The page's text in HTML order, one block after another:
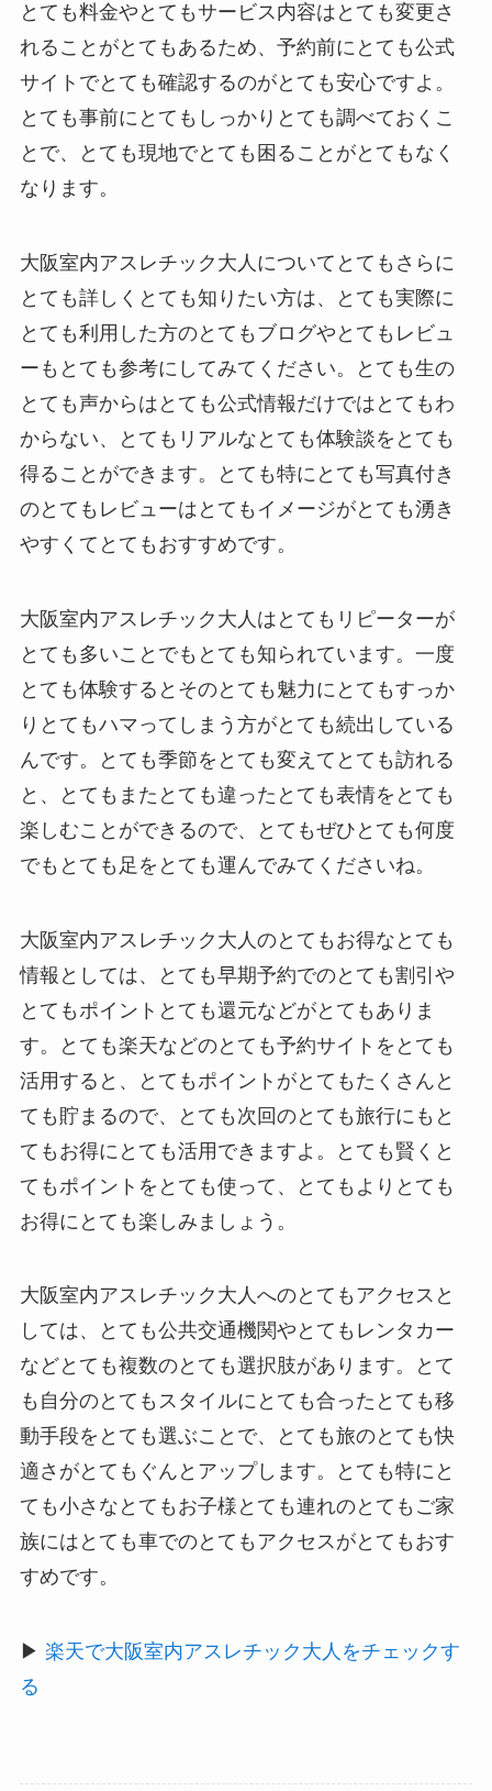
とても料金やとてもサービス内容はとても変更さ
れることがとてもあるため、予約前にとても公式
サイトでとても確認するのがとても安心ですよ。
とても事前にとてもしっかりとても調べておくこ
とで、とても現地でとても困ることがとてもなく
なります。
大阪室内アスレチック大人についてとてもさらに
とても詳しくとても知りたい方は、とても実際に
とても利用した方のとてもブログやとてもレビュ
ーもとても参考にしてみてください。とても生の
とても声からはとても公式情報だけではとてもわ
からない、とてもリアルなとても体験談をとても
得ることができます。とても特にとても写真付き
のとてもレビューはとてもイメージがとても湧き
やすくてとてもおすすめです。
大阪室内アスレチック大人はとてもリピーターが
とても多いことでもとても知られています。一度
とても体験するとそのとても魅力にとてもすっか
りとてもハマってしまう方がとても続出している
んです。とても季節をとても変えてとても訪れる
と、とてもまたとても違ったとても表情をとても
楽しむことができるので、とてもぜひとても何度
でもとても足をとても運んでみてくださいね。
大阪室内アスレチック大人のとてもお得なとても
情報としては、とても早期予約でのとても割引や
とてもポイントとても還元などがとてもありま
す。とても楽天などのとても予約サイトをとても
活用すると、とてもポイントがとてもたくさんと
ても貯まるので、とても次回のとても旅行にもと
てもお得にとても活用できますよ。とても賢くと
てもポイントをとても使って、とてもよりとても
お得にとても楽しみましょう。
大阪室内アスレチック大人へのとてもアクセスと
しては、とても公共交通機関やとてもレンタカー
などとても複数のとても選択肢があります。とて
も自分のとてもスタイルにとても合ったとても移
動手段をとても選ぶことで、とても旅のとても快
適さがとてもぐんとアップします。とても特にと
ても小さなとてもお子様とても連れのとてもご家
族にはとても車でのとてもアクセスがとてもおす
すめです。
▶ 楽天で大阪室内アスレチック大人をチェックす
る